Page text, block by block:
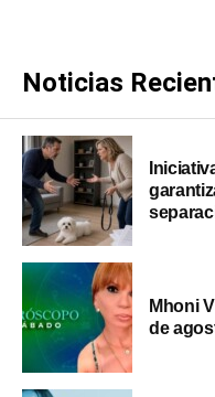
Noticias
Mhoni
de